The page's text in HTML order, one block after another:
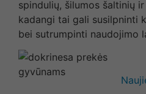
spindulių, šilumos šaltinių
kadangi tai gali susilpninti
bei sutrumpinti naudojimo